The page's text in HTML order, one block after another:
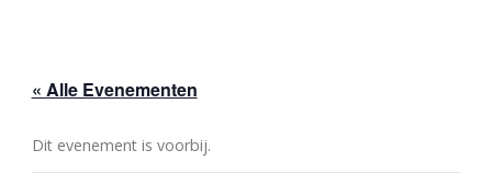
« Alle Evenementen
Dit evenement is voorbij.